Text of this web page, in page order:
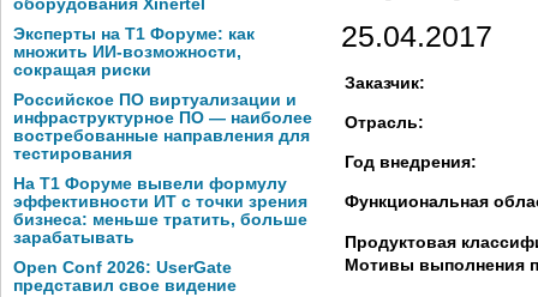
оборудования Xinertel
Эксперты на Т1 Форуме: как
множить ИИ-возможности,
сокращая риски
Российское ПО виртуализации и
инфраструктурное ПО — наиболее
востребованные направления для
тестирования
На Т1 Форуме вывели формулу
эффективности ИТ с точки зрения
бизнеса: меньше тратить, больше
зарабатывать
Open Conf 2026: UserGate
представил свое видение
25.04.2017
Заказчик:
Отрасль:
Год внедрения:
Функциональная
Продуктовая
Мотивы выполнения